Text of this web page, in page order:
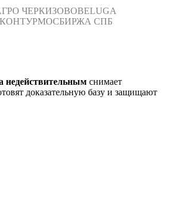
ЧЕРКИЗОВОBELUGA
МОСБИРЖА СПБ
недействительным снимает
доказательную базу и защищают